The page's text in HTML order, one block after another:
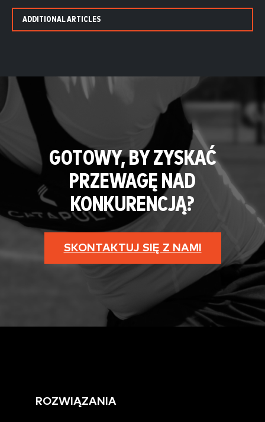
ADDITIONAL ARTICLES
GOTOWY, BY ZYSKAĆ
PRZEWAGĘ NAD
KONKURENCJĄ?
SKONTAKTUJ SIĘ Z NAMI
ROZWIĄZANIA